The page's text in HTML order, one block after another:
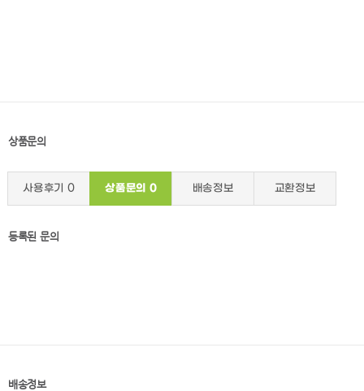
상품문의
사용후기 0 상품문의 0 배송정보 교환정보
등록된 문의
배송정보